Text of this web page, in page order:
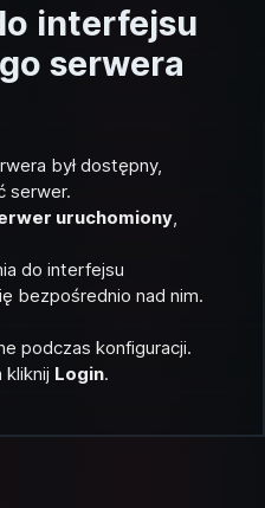
interfejsu
serwera
był dostępny,
serwer.
uruchomiony
do interfejsu
bezpośrednio nad nim.
podczas konfiguracji.
kliknij Login.